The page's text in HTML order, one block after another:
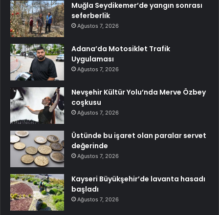
Muğla Seydikemer’de yangın sonrası
seferberlik
Ağustos 7, 2026
Adana’da Motosiklet Trafik
Uygulaması
Ağustos 7, 2026
Nevşehir Kültür Yolu’nda Merve Özbey
coşkusu
Ağustos 7, 2026
Üstünde bu işaret olan paralar servet
değerinde
Ağustos 7, 2026
Kayseri Büyükşehir’de lavanta hasadı
başladı
Ağustos 7, 2026